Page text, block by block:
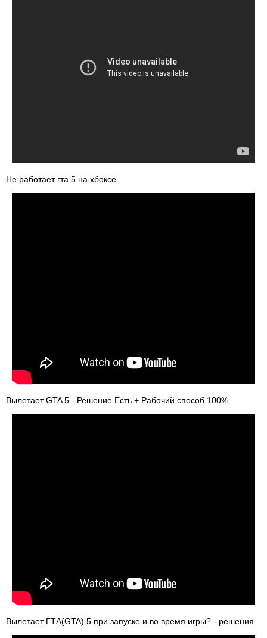
Не работает гта 5 на хбоксе
Вылетает GTA 5 - Решение Есть + Рабочий способ 100%
Вылетает ГТА(GTA) 5 при запуске и во время игры? - решения